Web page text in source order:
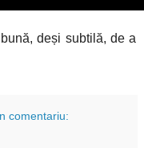
deși subtilă, de a
comentariu: